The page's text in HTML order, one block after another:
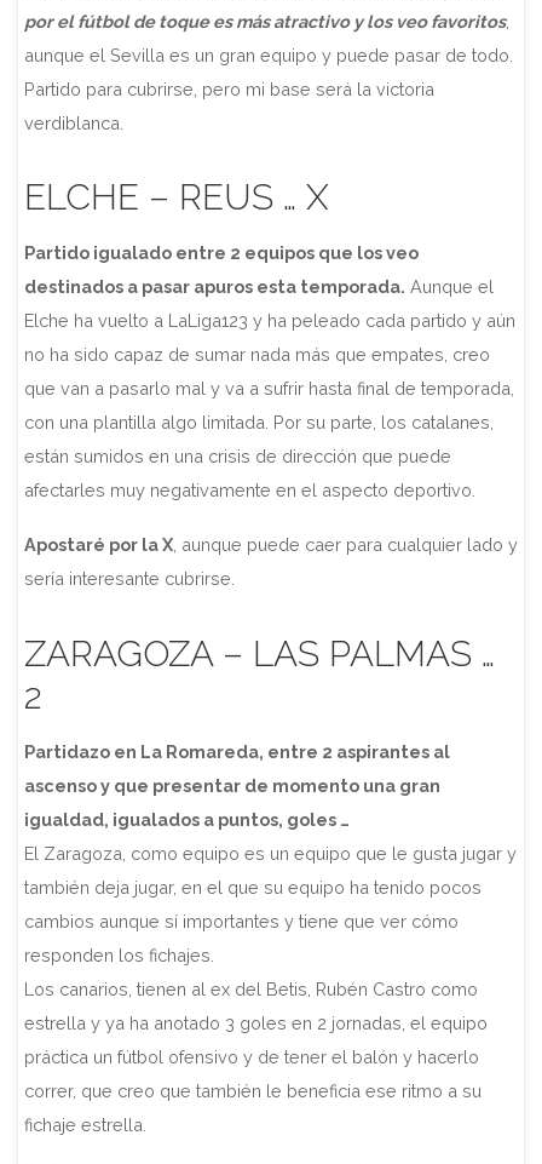
por el fútbol de toque es más atractivo y los veo favoritos,
aunque el Sevilla es un gran equipo y puede pasar de todo.
Partido para cubrirse, pero mi base será la victoria
verdiblanca.
ELCHE – REUS … X
Partido igualado entre 2 equipos que los veo
destinados a pasar apuros esta temporada. Aunque el
Elche ha vuelto a LaLiga123 y ha peleado cada partido y aún
no ha sido capaz de sumar nada más que empates, creo
que van a pasarlo mal y va a sufrir hasta final de temporada,
con una plantilla algo limitada. Por su parte, los catalanes,
están sumidos en una crisis de dirección que puede
afectarles muy negativamente en el aspecto deportivo.
Apostaré por la X, aunque puede caer para cualquier lado y
sería interesante cubrirse.
ZARAGOZA – LAS PALMAS …
2
Partidazo en La Romareda, entre 2 aspirantes al
ascenso y que presentar de momento una gran
igualdad, igualados a puntos, goles …
El Zaragoza, como equipo es un equipo que le gusta jugar y
también deja jugar, en el que su equipo ha tenido pocos
cambios aunque sí importantes y tiene que ver cómo
responden los fichajes.
Los canarios, tienen al ex del Betis, Rubén Castro como
estrella y ya ha anotado 3 goles en 2 jornadas, el equipo
práctica un fútbol ofensivo y de tener el balón y hacerlo
correr, que creo que también le beneficia ese ritmo a su
fichaje estrella.